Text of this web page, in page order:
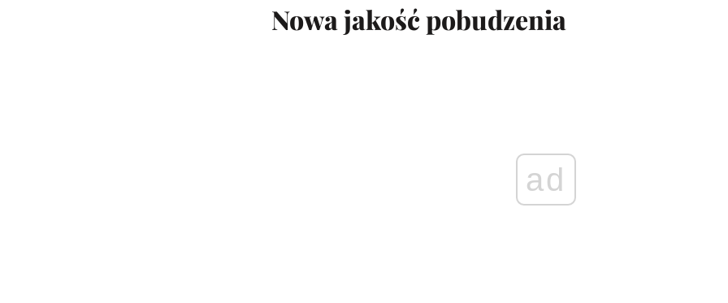
Nowa jakość pobudzenia
ad